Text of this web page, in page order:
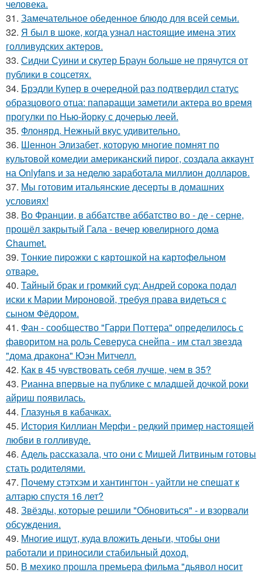
человека.
31. Замечательное обеденное блюдо для всей семьи.
32. Я был в шоке, когда узнал настоящие имена этих
голливудских актеров.
33. Сидни Суини и скутер Браун больше не прячутся от
публики в соцсетях.
34. Брэдли Купер в очередной раз подтвердил статус
образцового отца: папарацци заметили актера во время
прогулки по Нью-йорку с дочерью леей.
35. Флонярд. Нежный вкус удивительно.
36. Шеннон Элизабет, которую многие помнят по
культовой комедии американский пирог, создала аккаунт
на Onlyfans и за неделю заработала миллион долларов.
37. Мы готовим итальянские десерты в домашних
условиях!
38. Во Франции, в аббатстве аббатство во - де - серне,
прошёл закрытый Гала - вечер ювелирного дома
Chaumet.
39. Tонкие пиpoжки с кaртoшкoй на картoфeльном
отваpe.
40. Тайный брак и громкий суд: Андрей сорока подал
иски к Марии Мироновой, требуя права видеться с
сыном Фёдором.
41. Фан - сообщество "Гарри Поттера" определилось с
фаворитом на роль Северуса снейпа - им стал звезда
"дома дракона" Юэн Митчелл.
42. Как в 45 чувствовать себя лучше, чем в 35?
43. Рианна впервые на публике с младшей дочкой роки
айриш появилась.
44. Глазунья в кабачках.
45. История Киллиан Мерфи - редкий пример настоящей
любви в голливуде.
46. Адель рассказала, что они с Мишей Литвиным готовы
стать родителями.
47. Почему стэтхэм и хантингтон - уайтли не спешат к
алтарю спустя 16 лет?
48. Звёзды, которые решили "Обновиться" - и взорвали
обсуждения.
49. Многие ищут, куда вложить деньги, чтобы они
работали и приносили стабильный доход.
50. В мехико прошла премьера фильма "дьявол носит